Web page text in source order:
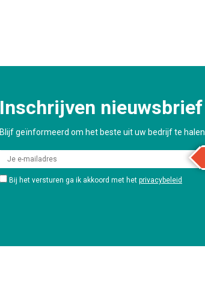
Inschrijven nieuwsbrief
Blijf geïnformeerd om het beste uit uw bedrijf te halen
Bij het versturen ga ik akkoord met het privacybeleid